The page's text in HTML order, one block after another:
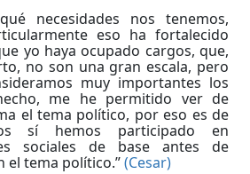
necesidades nos tenemos,
eso ha fortalecido
yo haya ocupado cargos, que,
no son una gran escala, pero
muy importantes los
me he permitido ver de
el tema político, por eso es de
sí hemos participado en
sociales de base antes de
el tema político.”(Cesar)